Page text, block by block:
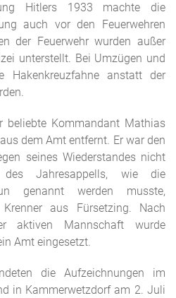
Hitlers 1933 machte die
auch vor den Feuerwehren
der Feuerwehr wurden außer
unterstellt. Bei Umzügen und
Hakenkreuzfahne anstatt der
beliebte Kommandant Mathias
dem Amt entfernt. Er war den
seines Wiederstandes nicht
Jahresappells, wie die
genannt werden musste,
aus Fürsetzing. Nach
aktiven Mannschaft wurde
Amt eingesetzt.
die Aufzeichnungen im
in Kammerwetzdorf am 2. Juli